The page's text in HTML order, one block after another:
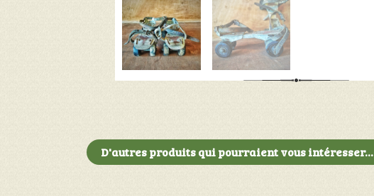
D'autres produits qui pourraient vous intéresser...